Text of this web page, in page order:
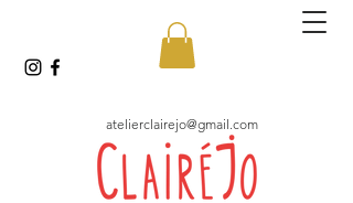
atelierclairejo@gmail.com